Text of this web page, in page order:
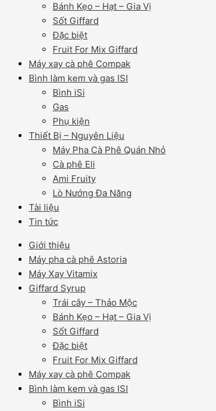
Bánh Kẹo – Hạt – Gia Vị
Sốt Giffard
Đặc biệt
Fruit For Mix Giffard
Máy xay cà phê Compak
Bình làm kem và gas ISI
Bình iSi
Gas
Phụ kiện
Thiết Bị – Nguyên Liệu
Máy Pha Cà Phê Quán Nhỏ
Cà phê Eli
Ami Fruity
Lò Nướng Đa Năng
Tài liệu
Tin tức
Giới thiệu
Máy pha cà phê Astoria
Máy Xay Vitamix
Giffard Syrup
Trái cây – Thảo Mộc
Bánh Kẹo – Hạt – Gia Vị
Sốt Giffard
Đặc biệt
Fruit For Mix Giffard
Máy xay cà phê Compak
Bình làm kem và gas ISI
Bình iSi